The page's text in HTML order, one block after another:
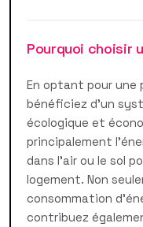
Pourquoi choisir
En optant pour une
bénéficiez d'un
écologique et
principalement
dans l'air ou le sol
logement. Non
consommation
contribuez